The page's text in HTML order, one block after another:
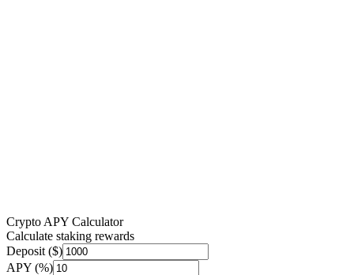
Crypto APY Calculator
Calculate staking rewards
Deposit ($)
APY (%)